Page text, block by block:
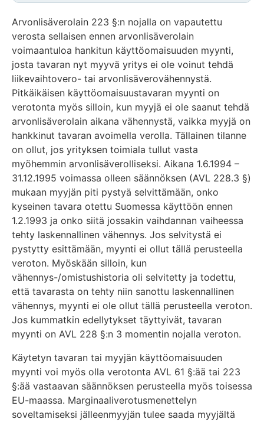
päättyy
Arvonlisäverolain 223 §:n nojalla on vapautettu
verosta sellaisen ennen arvonlisäverolain
voimaantuloa hankitun käyttöomaisuuden myynti,
josta tavaran nyt myyvä yritys ei ole voinut tehdä
liikevaihtovero- tai arvonlisäverovähennystä.
Pitkäikäisen käyttöomaisuustavaran myynti on
verotonta myös silloin, kun myyjä ei ole saanut tehdä
arvonlisäverolain aikana vähennystä, vaikka myyjä on
hankkinut tavaran avoimella verolla. Tällainen tilanne
on ollut, jos yrityksen toimiala tullut vasta
myöhemmin arvonlisäverolliseksi. Aikana 1.6.1994 –
31.12.1995 voimassa olleen säännöksen (AVL 228.3 §)
mukaan myyjän piti pystyä selvittämään, onko
kyseinen tavara otettu Suomessa käyttöön ennen
1.2.1993 ja onko siitä jossakin vaihdannan vaiheessa
tehty laskennallinen vähennys. Jos selvitystä ei
pystytty esittämään, myynti ei ollut tällä perusteella
veroton. Myöskään silloin, kun
vähennys-/omistushistoria oli selvitetty ja todettu,
että tavarasta on tehty niin sanottu laskennallinen
vähennys, myynti ei ole ollut tällä perusteella veroton.
Jos kummatkin edellytykset täyttyivät, tavaran
myynti on AVL 228 §:n 3 momentin nojalla veroton.
Käytetyn tavaran tai myyjän käyttöomaisuuden
myynti voi myös olla verotonta AVL 61 §:ää tai 223
§:ää vastaavan säännöksen perusteella myös toisessa
EU-maassa. Marginaaliverotusmenettelyn
soveltamiseksi jälleenmyyjän tulee saada myyjältä